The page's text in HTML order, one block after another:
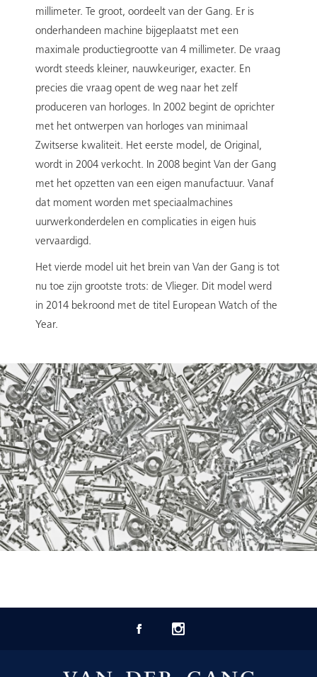
millimeter. Te groot, oordeelt van der Gang. Er is
onderhandeen machine bijgeplaatst met een
maximale productiegrootte van 4 millimeter. De vraag
wordt steeds kleiner, nauwkeuriger, exacter. En
precies die vraag opent de weg naar het zelf
produceren van horloges. In 2002 begint de oprichter
met het ontwerpen van horloges van minimaal
Zwitserse kwaliteit. Het eerste model, de Original,
wordt in 2004 verkocht. In 2008 begint Van der Gang
met het opzetten van een eigen manufactuur. Vanaf
dat moment worden met speciaalmachines
uurwerkonderdelen en complicaties in eigen huis
vervaardigd.
Het vierde model uit het brein van Van der Gang is tot
nu toe zijn grootste trots: de Vlieger. Dit model werd
in 2014 bekroond met de titel European Watch of the
Year.